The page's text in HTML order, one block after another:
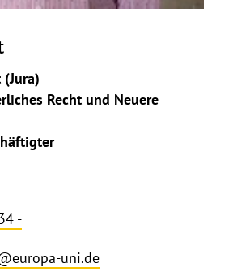
Recht und Neuere
-
uni.de